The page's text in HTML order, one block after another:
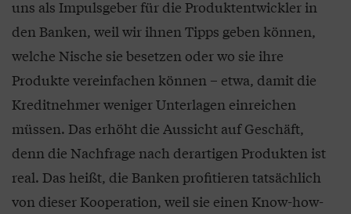
uns als Impulsgeber für die Produktentwickler in
den Banken, weil wir ihnen Tipps geben können,
welche Nische sie besetzen oder wo sie ihre
Produkte vereinfachen können – etwa, damit die
Kreditnehmer weniger Unterlagen einreichen
müssen. Das erhöht die Aussicht auf Geschäft,
denn die Nachfrage nach derartigen Produkten ist
real. Das heißt, die Banken profitieren tatsächlich
von dieser Kooperation, weil sie einen Know-how-